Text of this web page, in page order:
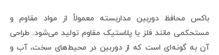
باکس محافظ دوربین مداربسته معمولاً از مواد مقاوم و
مستحکمی مانند فلز یا پلاستیک مقاوم تولید می‌شود. طراحی
آن به گونه‌ای است که از دوربین در محیط‌های سخت، آب و